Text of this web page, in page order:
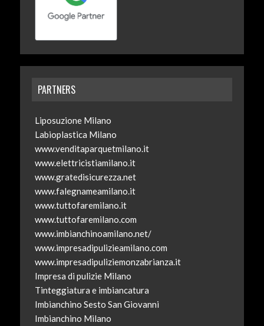
PARTNERS
Liposuzione Milano
Labioplastica Milano
www.venditaparquetmilano.it
www.elettricistiamilano.it
www.gratedisicurezza.net
www.falegnameamilano.it
www.tuttofaremilano.it
www.tuttofaremilano.com
www.imbianchinoamilano.net/
www.impresadipulizieamilano.com
www.impresadipuliziemonzabrianza.it
Impresa di pulizie Milano
Tinteggiatura e imbiancatura
Imbianchino Sesto San Giovanni
Imbianchino Milano